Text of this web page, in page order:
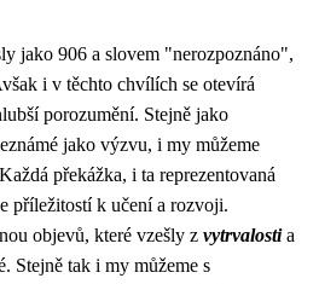
jako 906 a slovem "nerozpoznáno",
i v těchto chvílích se otevírá
porozumění. Stejně jako
jako výzvu, i my můžeme
překážka, i ta reprezentovaná
příležitostí k učení a rozvoji.
objevů, které vzešly z vytrvalostia
Stejně tak i my můžeme s